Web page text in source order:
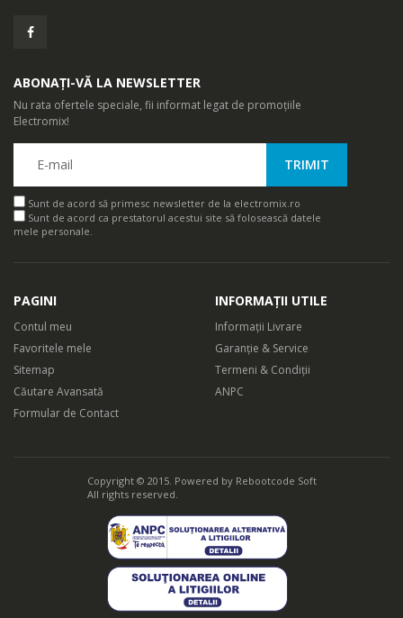
ABONAȚI-VĂ LA NEWSLETTER
Nu rata ofertele speciale, fii informat legat de promoțiile
Electromix!
Sunt de acord să primesc newsletter de la electromix.ro
Sunt de acord ca prestatorul acestui site să folosească datele
mele personale.
PAGINI
Contul meu
Favoritele mele
Sitemap
Căutare Avansată
Formular de Contact
INFORMAȚII UTILE
Informații Livrare
Garanție & Service
Termeni & Condiții
ANPC
Copyright © 2015. Powered by Rebootcode Soft
All rights reserved.